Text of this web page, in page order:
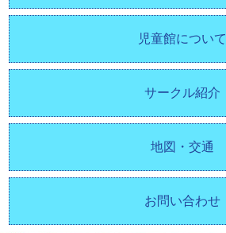
児童館について
サークル紹介
地図・交通
お問い合わせ